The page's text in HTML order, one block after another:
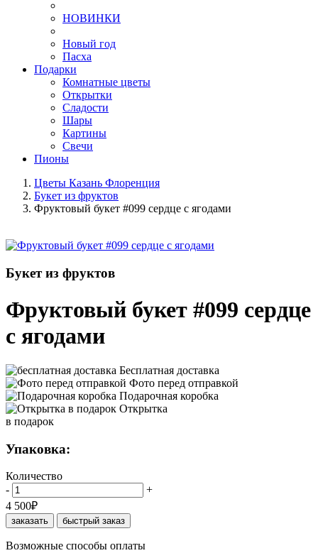
НОВИНКИ
Новый год
Пасха
Подарки
Комнатные цветы
Открытки
Сладости
Шары
Картины
Свечи
Пионы
Цветы Казань Флоренция
Букет из фруктов
Фруктовый букет #099 сердце с ягодами
Букет из фруктов
Фруктовый букет #099 сердце
с ягодами
Бесплатная доставка
Фото перед отправкой
Подарочная коробка
Открытка
в подарок
Упаковка:
Количество
-
+
4 500₽
заказать быстрый заказ
Возможные способы оплаты